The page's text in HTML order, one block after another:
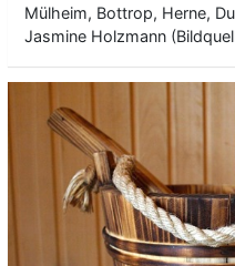
Mülheim, Bottrop, Herne,
Jasmine Holzmann